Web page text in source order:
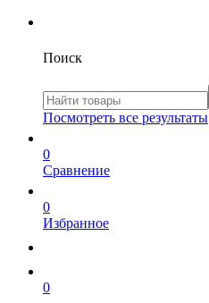
Поиск
Посмотреть все результаты
0
Сравнение
0
Избранное
0